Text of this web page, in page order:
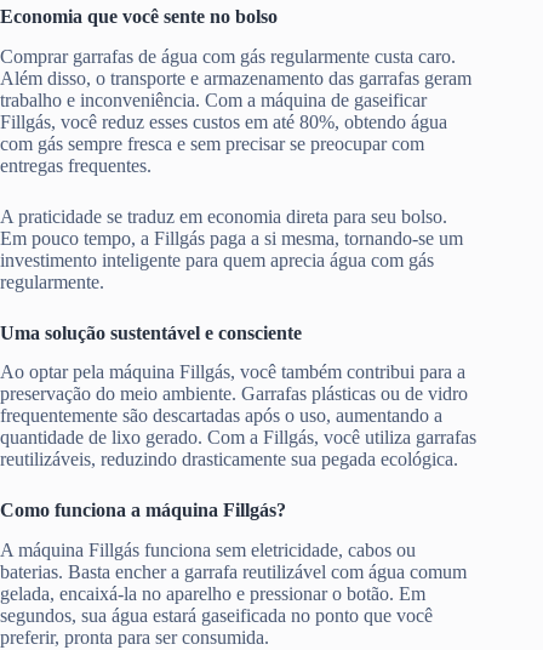
Economia que você sente no bolso
Comprar garrafas de água com gás regularmente custa caro.
Além disso, o transporte e armazenamento das garrafas geram
trabalho e inconveniência. Com a máquina de gaseificar
Fillgás, você reduz esses custos em até 80%, obtendo água
com gás sempre fresca e sem precisar se preocupar com
entregas frequentes.
A praticidade se traduz em economia direta para seu bolso.
Em pouco tempo, a Fillgás paga a si mesma, tornando-se um
investimento inteligente para quem aprecia água com gás
regularmente.
Uma solução sustentável e consciente
Ao optar pela máquina Fillgás, você também contribui para a
preservação do meio ambiente. Garrafas plásticas ou de vidro
frequentemente são descartadas após o uso, aumentando a
quantidade de lixo gerado. Com a Fillgás, você utiliza garrafas
reutilizáveis, reduzindo drasticamente sua pegada ecológica.
Como funciona a máquina Fillgás?
A máquina Fillgás funciona sem eletricidade, cabos ou
baterias. Basta encher a garrafa reutilizável com água comum
gelada, encaixá-la no aparelho e pressionar o botão. Em
segundos, sua água estará gaseificada no ponto que você
preferir, pronta para ser consumida.